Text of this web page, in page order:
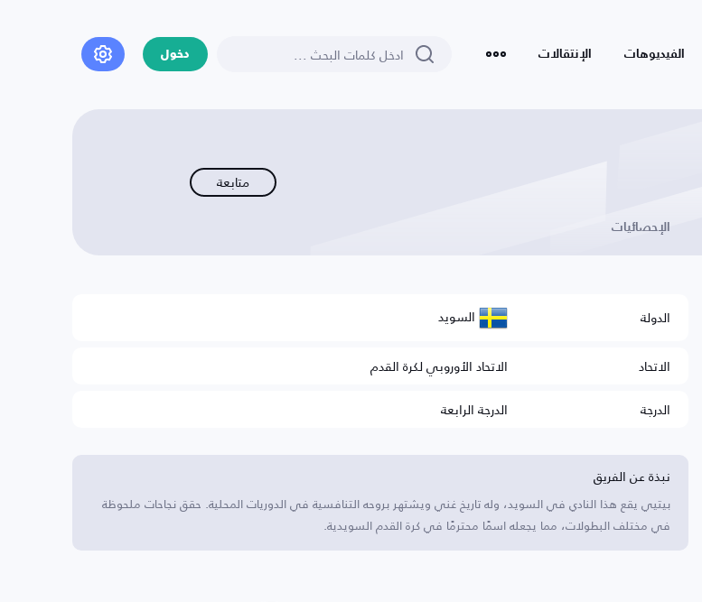
الفيديوهات الإنتقالات دخول
متابعة
الإحصائيات
الدولة السويد
الاتحاد
الاتحاد الأوروبي لكرة القدم
الدرجة
الدرجة الرابعة
نبذة عن الفريق
بيتيي يقع هذا النادي في السويد، وله تاريخ غني ويشتهر بروحه التنافسية في الدوريات المحلية. حقق نجاحات ملحوظة
في مختلف البطولات، مما يجعله اسمًا محترمًا في كرة القدم السويدية.